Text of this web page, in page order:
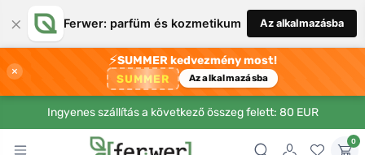
× Ferwer: parfüm és kozmetikum Az alkalmazásba
×
⚡SUMMER kedvezmény most!
SUMMER Az alkalmazásba
Ingyenes szállítás a következő összeg felett: 80 EUR
0